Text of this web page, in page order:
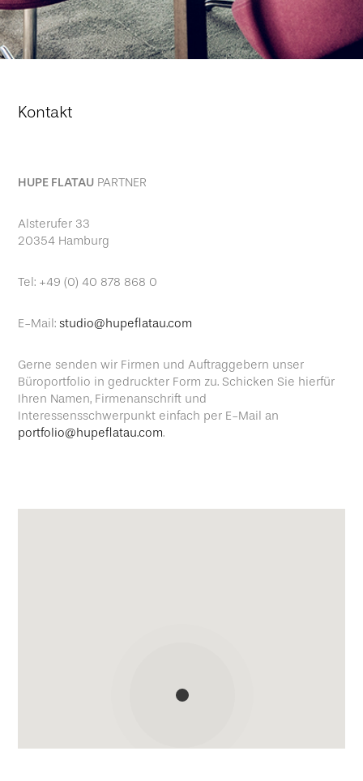
Kontakt
HUPE FLATAU PARTNER
Alsterufer 33
20354 Hamburg
Tel: +49 (0) 40 878 868 0
E-Mail: studio@hupeflatau.com
Gerne senden wir Firmen und Auftraggebern unser
Büroportfolio in gedruckter Form zu. Schicken Sie hierfür
Ihren Namen, Firmenanschrift und
Interessensschwerpunkt einfach per E-Mail an
portfolio@hupeflatau.com.